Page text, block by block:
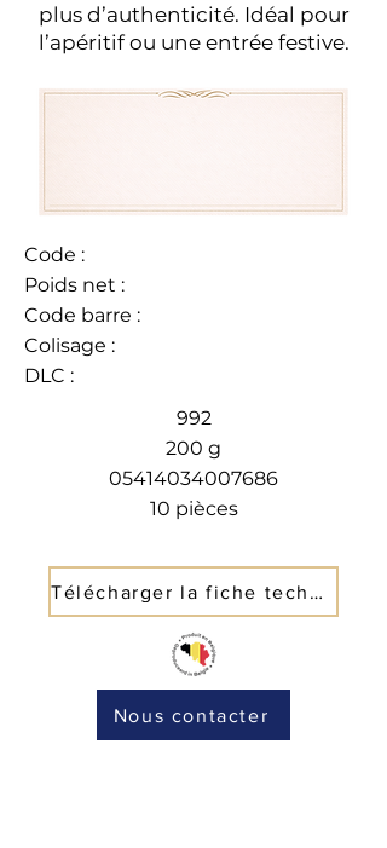
plus d’authenticité. Idéal pour
l’apéritif ou une entrée festive.
Code :
Poids net :
Code barre :
Colisage :
DLC :
992
200 g
05414034007686
10 pièces
Télécharger la fiche technique
Nous contacter